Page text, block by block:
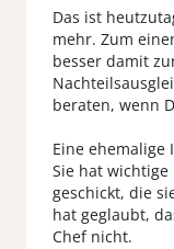
Das ist
mehr. Zum
besser damit
beraten, wenn
Eine ehemalige
Sie hat
geschickt, die
hat geglaubt,
Chef nicht.